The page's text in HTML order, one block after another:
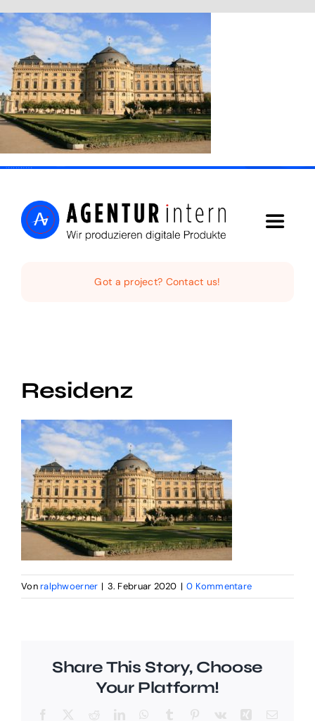
Skip
to
content
Toggle
Kontakt
Impressum
Got a project? Contact us!
Residenz
Vonralphwoerner | 3. Februar 2020 | 0 Kommentare
Share This Story, Choose
Your Platform!
Facebook RedditLinkedInWhatsApp
Tumblr Pinterest
Vk XingE-